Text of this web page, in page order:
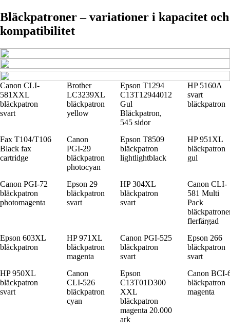
Bläckpatroner – variationer i kapacitet och
kompatibilitet
Canon CLI-
581XXL
bläckpatron
svart
Brother
LC3239XL
bläckpatron
yellow
Epson T1294
C13T12944012
Gul
Bläckpatron,
545 sidor
HP 5160A
svart
bläckpatron
Fax T104/T106
Black fax
cartridge
Canon
PGI-29
bläckpatron
photocyan
Epson T8509
bläckpatron
lightlightblack
HP 951XL
bläckpatron
gul
Canon PGI-72
bläckpatron
photomagenta
Epson 29
bläckpatron
svart
HP 304XL
bläckpatron
svart
Canon CLI-
581 Multi
Pack
flerfärgad
Epson 603XL
bläckpatron
HP 971XL
bläckpatron
magenta
Canon PGI-525
bläckpatron
svart
Epson 266
bläckpatron
svart
HP 950XL
bläckpatron
svart
Canon
CLI-526
bläckpatron
cyan
Epson
C13T01D300
XXL
bläckpatron
magenta 20.000
ark
Canon BCI-
bläckpatron
magenta